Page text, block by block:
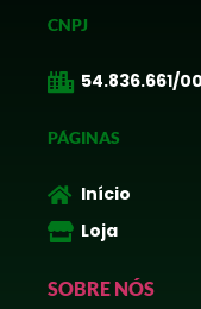
CNPJ
54.836.661/
PÁGINAS
Início
Loja
SOBRE NÓS